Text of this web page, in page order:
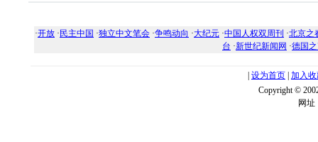
·开放 · 民主中国 ·独立中文笔会 ·争鸣动向 ·大纪元 ·中国人权双周刊 ·北京之
台 ·新世纪新闻网 ·德国
设为首页 加入
Copyright ©
网址